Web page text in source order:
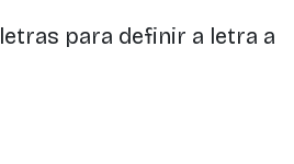
para definir a letra a